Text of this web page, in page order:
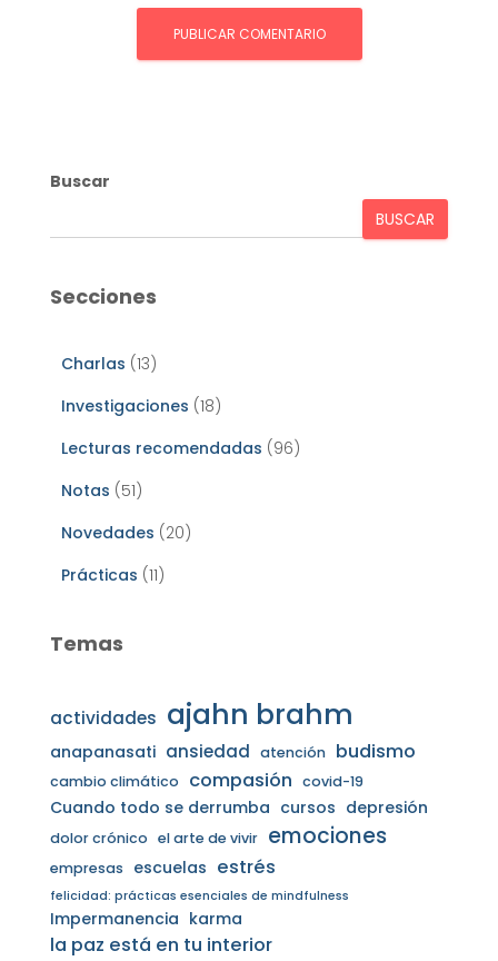
Buscar
BUSCAR
Secciones
Charlas (13)
Investigaciones (18)
Lecturas recomendadas (96)
Notas (51)
Novedades (20)
Prácticas (11)
Temas
actividades ajahn brahm
anapanasati ansiedad atención budismo
cambio climático compasión covid-19
Cuando todo se derrumba cursos depresión
dolor crónico el arte de vivir emociones
empresas escuelas estrés
felicidad: prácticas esenciales de mindfulness
Impermanencia karma
la paz está en tu interior